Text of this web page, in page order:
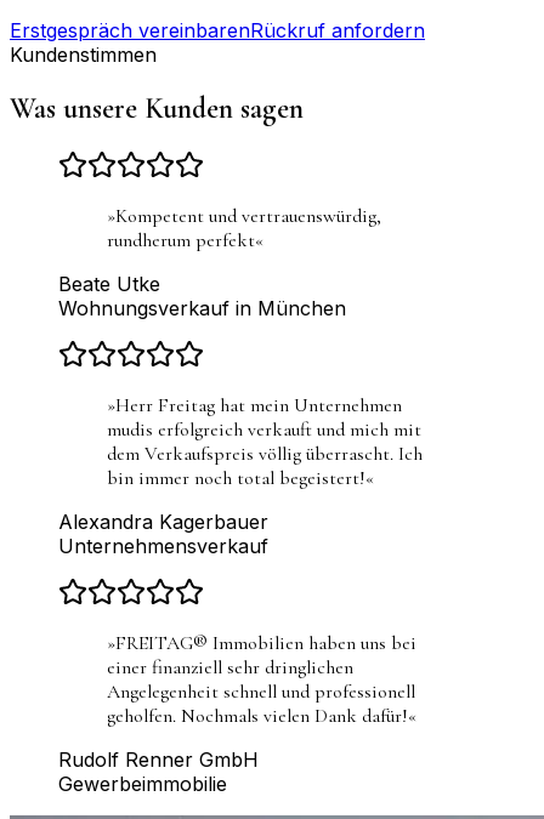
Erstgespräch vereinbarenRückruf anfordern
Kundenstimmen
Was unsere Kunden sagen
»Kompetent und vertrauenswürdig,
rundherum perfekt«
Beate Utke
Wohnungsverkauf in München
»Herr Freitag hat mein Unternehmen
mudis erfolgreich verkauft und mich mit
dem Verkaufspreis völlig überrascht. Ich
bin immer noch total begeistert!«
Alexandra Kagerbauer
Unternehmensverkauf
»FREITAG® Immobilien haben uns bei
einer finanziell sehr dringlichen
Angelegenheit schnell und professionell
geholfen. Nochmals vielen Dank dafür!«
Rudolf Renner GmbH
Gewerbeimmobilie